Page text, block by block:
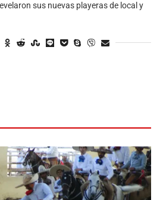
sus nuevas playeras de local y